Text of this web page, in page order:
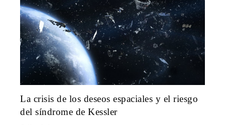
La crisis de los deseos espaciales y el riesgo
del síndrome de Kessler